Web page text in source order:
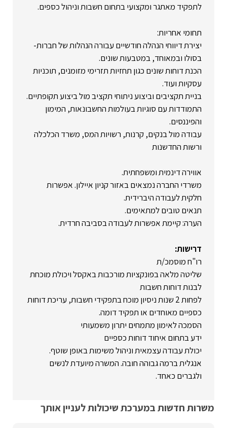
לתפקיד מאתגר ומקצועי בתחום חשבות וניהול כספים.
תחומי אחריות:
יצירת דיווחי הנהלה חודשיים עבורה הנהלות של חברות-
בסולו ובמאוחד, במטבעות שונים.
הכנת דוחות שונים כגון תחזיות תזרימי מזומנים, תוכניות
עסקיות ועוד.
בניית תקציבים וביצוע ניתוחי תקציב מול ביצוע תקופתיים.
התמודדות עם סוגיות בעולמות החשבונאות, המימון
והפיננסים.
עבודה מול בנקים, קרנות, רשויות המס, משרד הכלכלה
ורשות החדשנות
אווירה דינמית ומשפחתית.
משרדי החברה נמצאים באזור קניון איילון. אפשרות
חלקית לעבודה היברידית.
תנאים טובים למתאימים.
הערה: קיימת אפשרות לעבודה בסביבה חרדית.
דרישות:
רו"ח מוסמכ/ת
שליטה מלאה בפונקציות מורכבות באקסל ויכולת מוכחת
לבנות דוחות חשבות
לפחות 2 שנות ניסיון מוכח בתפקידי חשבות, עריכת דוחות
כספיים מאוחדים או תפקיד דומה.
הסמכה לאימון מתמחים יתרון משמעותי
ידע בתחום איחוד דוחות כספיים
יכולת עבודה עצמאית וניהול משימות באופן שוטף.
אנגלית ברמה גבוהה חובה. המשרה מיועדת לנשים
ולגברים כאחד.
משרות חדשות במערכת שיכולות לעניין אותך